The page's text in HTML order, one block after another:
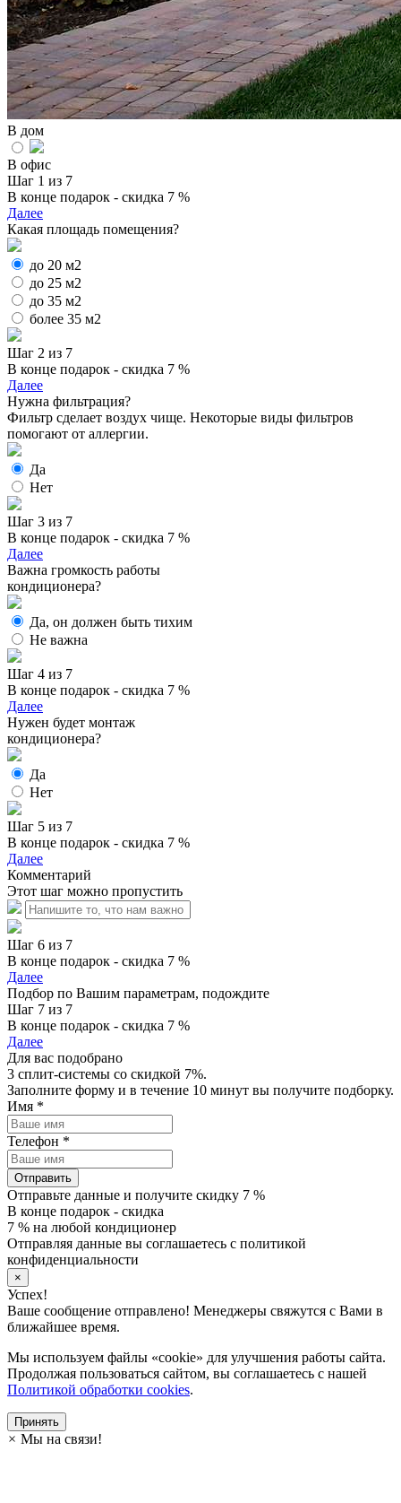
В дом
В офис
Шаг 1 из 7
В конце подарок - скидка 7 %
Далее
Какая площадь помещения?
до 20 м2
до 25 м2
до 35 м2
более 35 м2
Шаг 2 из 7
В конце подарок - скидка 7 %
Далее
Нужна фильтрация?
Фильтр сделает воздух чище. Некоторые виды фильтров
помогают от аллергии.
Да
Нет
Шаг 3 из 7
В конце подарок - скидка 7 %
Далее
Важна громкость работы
кондиционера?
Да, он должен быть тихим
Не важна
Шаг 4 из 7
В конце подарок - скидка 7 %
Далее
Нужен будет монтаж
кондиционера?
Да
Нет
Шаг 5 из 7
В конце подарок - скидка 7 %
Далее
Комментарий
Этот шаг можно пропустить
Шаг 6 из 7
В конце подарок - скидка 7 %
Далее
Подбор по Вашим параметрам, подождите
Шаг 7 из 7
В конце подарок - скидка 7 %
Далее
Для вас подобрано
3 сплит-системы со скидкой 7%.
Заполните форму и в течение 10 минут вы получите подборку.
Имя *
Телефон *
Отправить
Отправьте данные и получите скидку 7 %
В конце подарок - скидка
7 % на любой кондиционер
Отправляя данные вы соглашаетесь с политикой
конфиденциальности
×
Успех!
Ваше сообщение отправлено! Менеджеры свяжутся с Вами в
ближайшее время.
Мы используем файлы «cookie» для улучшения работы сайта.
Продолжая пользоваться сайтом, вы соглашаетесь с нашей
Политикой обработки cookies.
Принять
× Мы на связи!